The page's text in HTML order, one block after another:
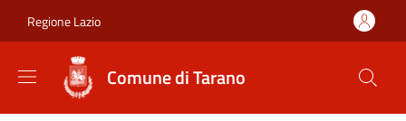
Regione Lazio
Comune di Tarano